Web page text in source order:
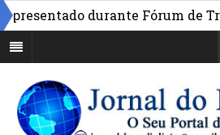
durante Fórum de